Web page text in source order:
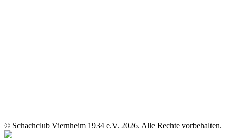
© Schachclub Viernheim 1934 e.V. 2026. Alle Rechte vorbehalten.